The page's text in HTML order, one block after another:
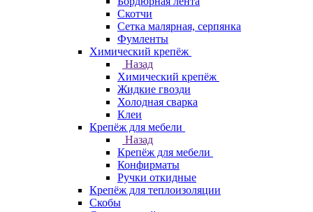
Скотчи
Сетка малярная, серпянка
Фумленты
Химический крепёж
Назад
Химический крепёж
Жидкие гвозди
Холодная сварка
Клеи
Крепёж для мебели
Назад
Крепёж для мебели
Конфирматы
Ручки откидные
Крепёж для теплоизоляции
Скобы